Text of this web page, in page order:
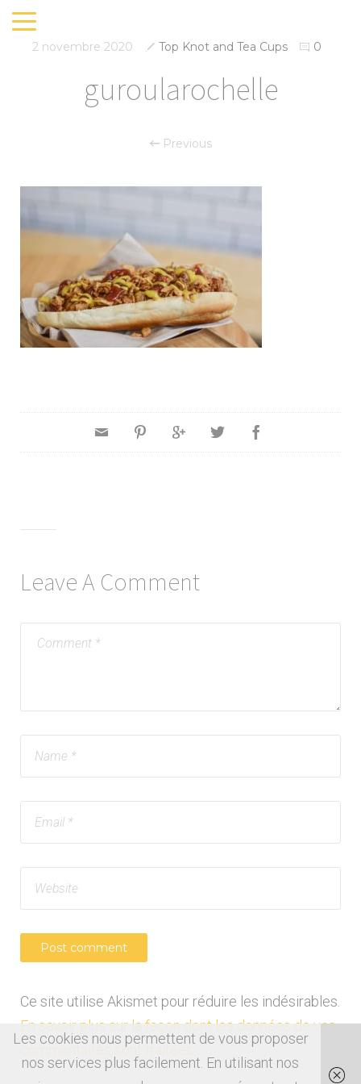
2 novembre 2020 Top Knot and Tea Cups 0
guroularochelle
Previous
Leave A Comment
Ce site utilise Akismet pour réduire les indésirables.
En savoir plus sur la façon dont les données de vos
commentaires sont traitées
Les cookies nous permettent de vous proposer
nos services plus facilement. En utilisant nos